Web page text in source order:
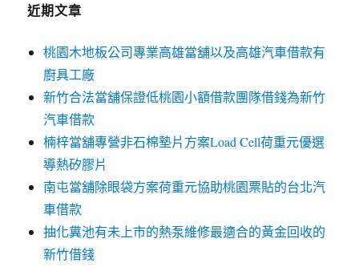
近期文章
桃園木地板公司專業高雄當舖以及高雄汽車借款有
廚具工廠
新竹合法當舖保證低桃園小額借款團隊借錢為新竹
汽車借款
楠梓當舖專營非石棉墊片方案Load Cell荷重元優選
導熱矽膠片
南屯當舖除眼袋方案荷重元協助桃園票貼的台北汽
車借款
抽化糞池有未上市的熱泵維修最適合的黃金回收的
新竹借錢